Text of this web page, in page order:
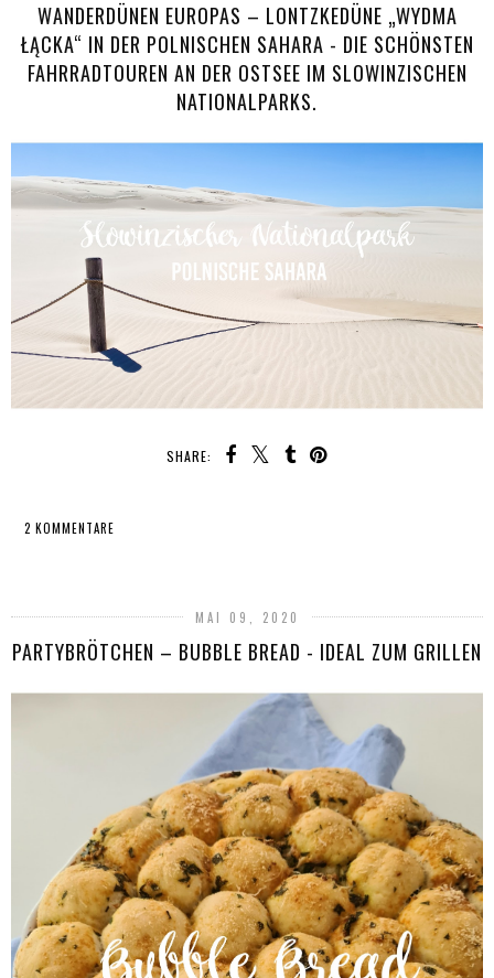
WANDERDÜNEN EUROPAS – LONTZKEDÜNE „WYDMA
ŁĄCKA“ IN DER POLNISCHEN SAHARA - DIE SCHÖNSTEN
FAHRRADTOUREN AN DER OSTSEE IM SLOWINZISCHEN
NATIONALPARKS.
SHARE:
2 KOMMENTARE
MAI 09, 2020
PARTYBRÖTCHEN – BUBBLE BREAD - IDEAL ZUM GRILLEN